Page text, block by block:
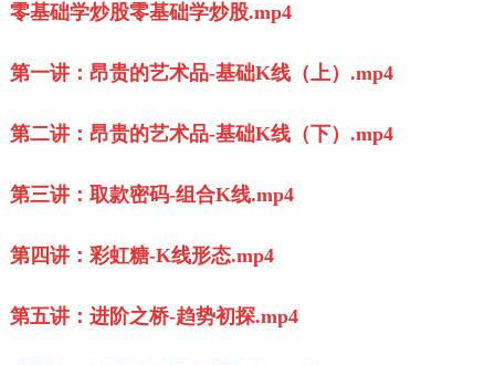
零基础学炒股零基础学炒股.mp4
第一讲：昂贵的艺术品-基础K线（上）.mp4
第二讲：昂贵的艺术品-基础K线（下）.mp4
第三讲：取款密码-组合K线.mp4
第四讲：彩虹糖-K线形态.mp4
第五讲：进阶之桥-趋势初探.mp4